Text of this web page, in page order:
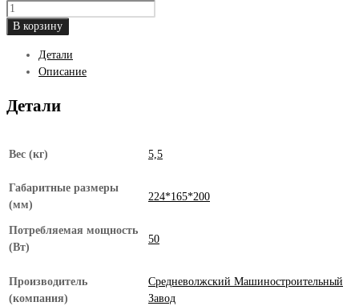
Количество
товара
АЭРО
В корзину
Детали
Описание
Детали
Вес (кг) 5,5
Габаритные размеры
(мм)
224*165*200
Потребляемая мощность
(Вт)
50
Производитель
(компания)
Средневолжский Машиностроительный
Завод